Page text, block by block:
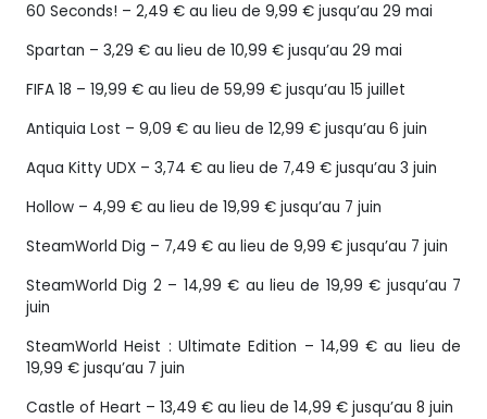
60 Seconds! – 2,49 € au lieu de 9,99 € jusqu’au 29 mai
Spartan – 3,29 € au lieu de 10,99 € jusqu’au 29 mai
FIFA 18 – 19,99 € au lieu de 59,99 € jusqu’au 15 juillet
Antiquia Lost – 9,09 € au lieu de 12,99 € jusqu’au 6 juin
Aqua Kitty UDX – 3,74 € au lieu de 7,49 € jusqu’au 3 juin
Hollow – 4,99 € au lieu de 19,99 € jusqu’au 7 juin
SteamWorld Dig – 7,49 € au lieu de 9,99 € jusqu’au 7 juin
SteamWorld Dig 2 – 14,99 € au lieu de 19,99 € jusqu’au 7
juin
SteamWorld Heist : Ultimate Edition – 14,99 € au lieu de
19,99 € jusqu’au 7 juin
Castle of Heart – 13,49 € au lieu de 14,99 € jusqu’au 8 juin